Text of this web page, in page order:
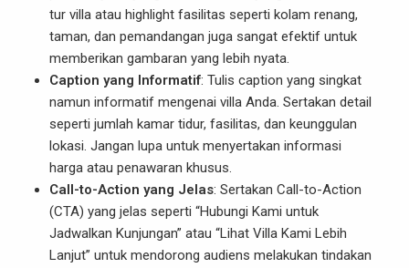
tur villa atau highlight fasilitas seperti kolam renang,
taman, dan pemandangan juga sangat efektif untuk
memberikan gambaran yang lebih nyata.
Caption yang Informatif: Tulis caption yang singkat
namun informatif mengenai villa Anda. Sertakan detail
seperti jumlah kamar tidur, fasilitas, dan keunggulan
lokasi. Jangan lupa untuk menyertakan informasi
harga atau penawaran khusus.
Call-to-Action yang Jelas: Sertakan Call-to-Action
(CTA) yang jelas seperti “Hubungi Kami untuk
Jadwalkan Kunjungan” atau “Lihat Villa Kami Lebih
Lanjut” untuk mendorong audiens melakukan tindakan